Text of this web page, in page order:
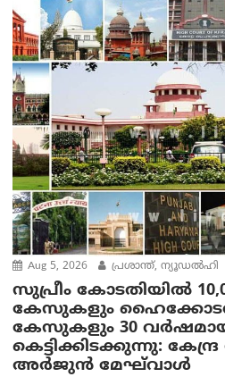
Aug 5, 2026 പ്രശാന്ത്, ന്യൂഡല്‍ഹി
സുപ്രീം കോടതിയിൽ
കേസുകളും
കേസുകളും 30
കെട്ടിക്കിടക്കുന്നു:
അര്‍ജുന്‍ മേഘ്‌വാള്‍